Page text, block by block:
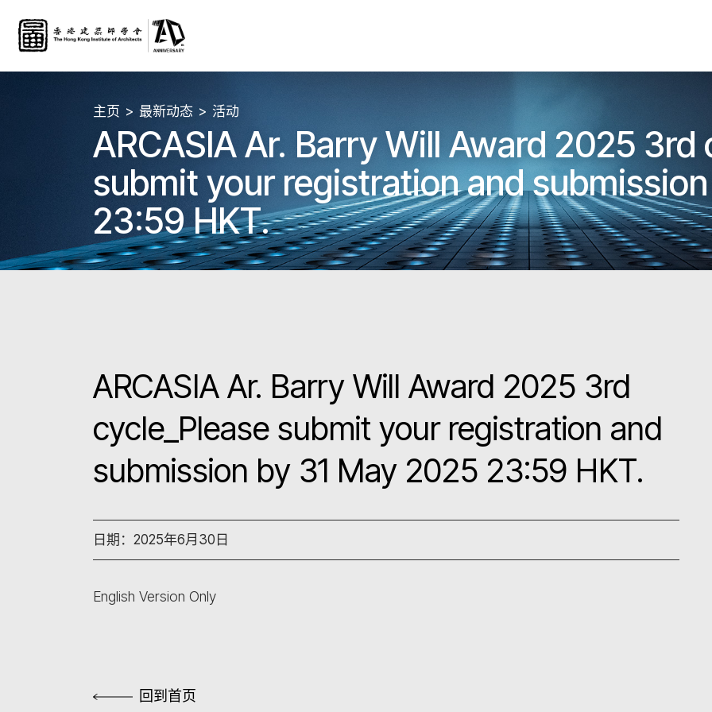
主页 最新动态 活动
ARCASIA Ar. Barry Will Award 2025 3rd
submit your registration and
23:59 HKT.
ARCASIA Ar. Barry Will Award 2025 3rd
cycle_Please submit your registration and
submission by 31 May 2025 23:59 HKT.
日期：2025年6月30日
English Version Only
回到首页